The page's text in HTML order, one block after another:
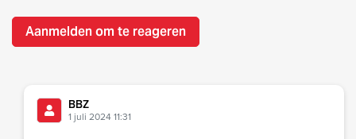
Aanmelden om te reageren
BBZ
1 juli 2024 11:31